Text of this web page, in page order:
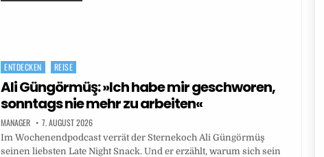
Posted
in
ENTDECKEN REISE
Ali Güngörmüş: »Ich habe mir geschworen,
sonntags nie mehr zu arbeiten«
MANAGER 7. AUGUST 2026
Im Wochenendpodcast verrät der Sternekoch Ali Güngörmüş
seinen liebsten Late Night Snack. Und er erzählt, warum sich sein